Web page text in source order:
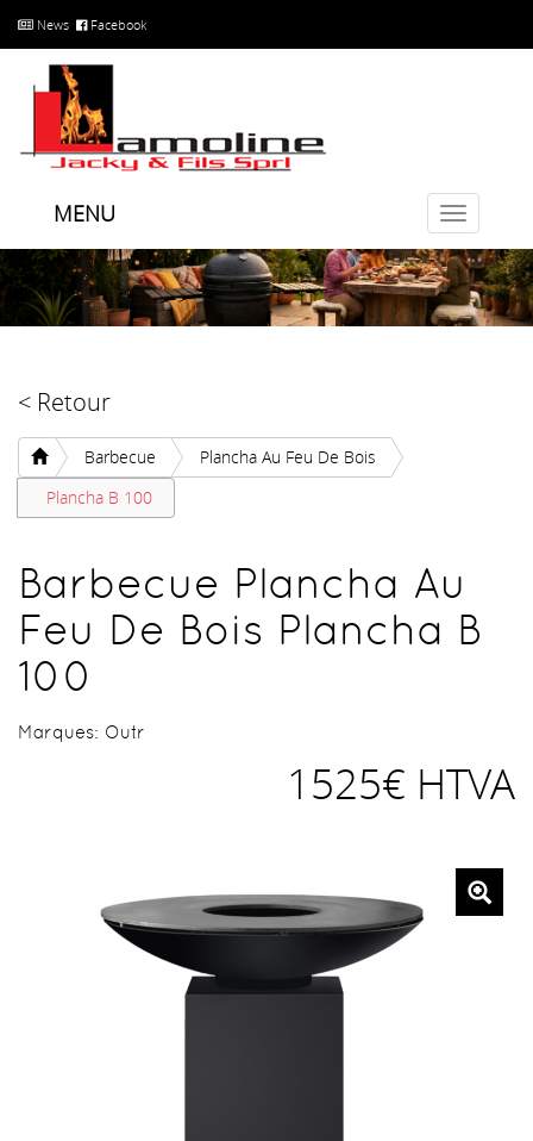
News Facebook
Toggle
MENU
< Retour
Barbecue
Plancha Au Feu De Bois
Plancha B 100
Barbecue Plancha Au
Feu De Bois Plancha B
100
Marques: Outr
1525€ HTVA